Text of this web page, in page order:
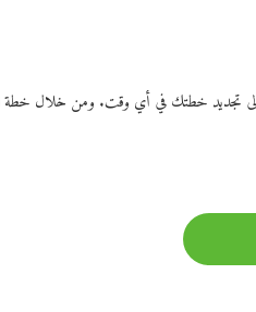
إلى تجديد خطتك في أي وقت. ومن خلال خطة